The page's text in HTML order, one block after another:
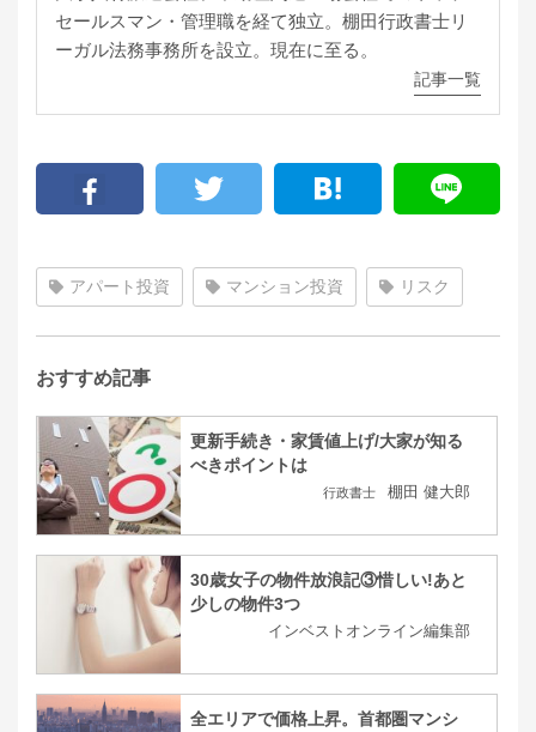
セールスマン・管理職を経て独立。棚田行政書士リ
ーガル法務事務所を設立。現在に至る。
記事一覧
アパート投資 マンション投資 リスク
おすすめ記事
更新手続き・家賃値上げ/大家が知る
べきポイントは
行政書士 棚田 健大郎
30歳女子の物件放浪記③惜しい!あと
少しの物件3つ
インベストオンライン編集部
全エリアで価格上昇。首都圏マンシ